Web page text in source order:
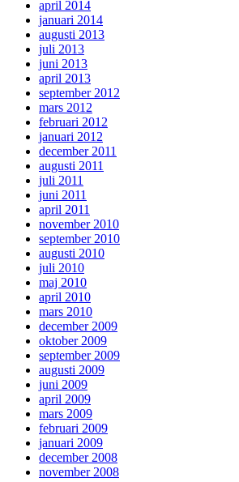
april 2014
januari 2014
augusti 2013
juli 2013
juni 2013
april 2013
september 2012
mars 2012
februari 2012
januari 2012
december 2011
augusti 2011
juli 2011
juni 2011
april 2011
november 2010
september 2010
augusti 2010
juli 2010
maj 2010
april 2010
mars 2010
december 2009
oktober 2009
september 2009
augusti 2009
juni 2009
april 2009
mars 2009
februari 2009
januari 2009
december 2008
november 2008